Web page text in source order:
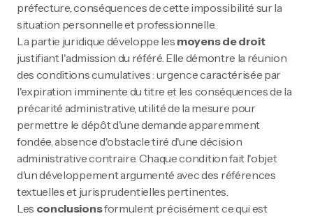
préfecture, conséquences de cette impossibilité sur la
situation personnelle et professionnelle.
La partie juridique développe les moyens de droit
justifiant l'admission du référé. Elle démontre la réunion
des conditions cumulatives : urgence caractérisée par
l'expiration imminente du titre et les conséquences de la
précarité administrative, utilité de la mesure pour
permettre le dépôt d'une demande apparemment
fondée, absence d'obstacle tiré d'une décision
administrative contraire. Chaque condition fait l'objet
d'un développement argumenté avec des références
textuelles et jurisprudentielles pertinentes.
Les conclusionsformulent précisément ce qui est